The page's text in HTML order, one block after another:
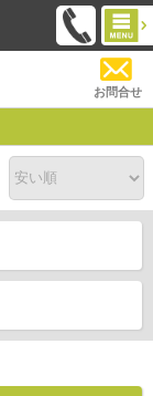
お問合せ